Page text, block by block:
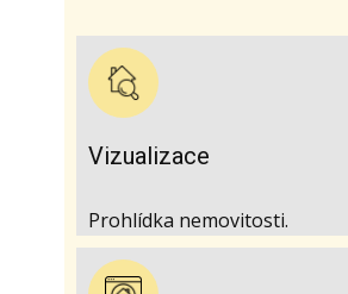
Cena je za byt a garáž.
Vizualizace
Prohlídka nemovitosti.